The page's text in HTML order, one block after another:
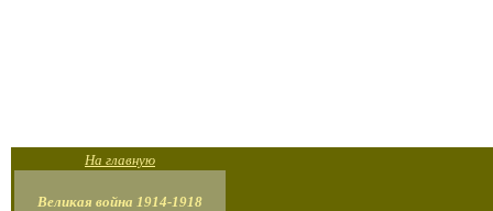
На главную
Великая война 1914-1918